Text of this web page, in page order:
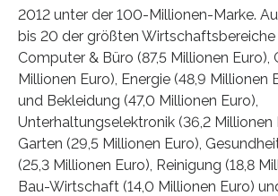
2012 unter der 100-Millionen-Marke.
bis 20 der größten
Computer & Büro (87,5 Millionen Euro),
Millionen Euro), Energie (48,9 Millionen
und Bekleidung (47,0 Millionen Euro),
Unterhaltungselektronik (36,2 Millionen
Garten (29,5 Millionen Euro),
(25,3 Millionen Euro), Reinigung (18,8
Bau-Wirtschaft (14,0 Millionen Euro)